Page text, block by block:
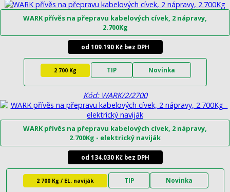
WARK přívěs na přepravu kabelových cívek, 2 nápravy,
2.700Kg
od 109.190 Kč bez DPH
2 700 Kg TIP Novinka
Kód: WARK/2/2700
WARK přívěs na přepravu kabelových cívek, 2 nápravy,
2.700Kg - elektrický naviják
od 134.030 Kč bez DPH
2 700 Kg / EL. naviják TIP Novinka